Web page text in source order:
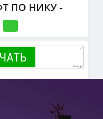
ПО НИКУ -